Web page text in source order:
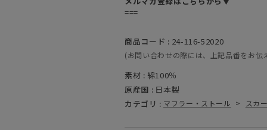
===
商品コード : 24-116-52020
(お問い合わせの際には、上記品番をお伝
素材 : 綿100％
原産国 : 日本製
カテゴリ : マフラー・ストール > スカ